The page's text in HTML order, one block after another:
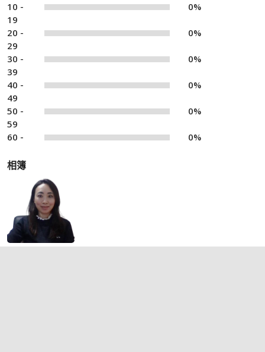
10 -
19
0%
20 -
29
0%
30 -
39
0%
40 -
49
0%
50 -
59
0%
60 - 0%
相簿